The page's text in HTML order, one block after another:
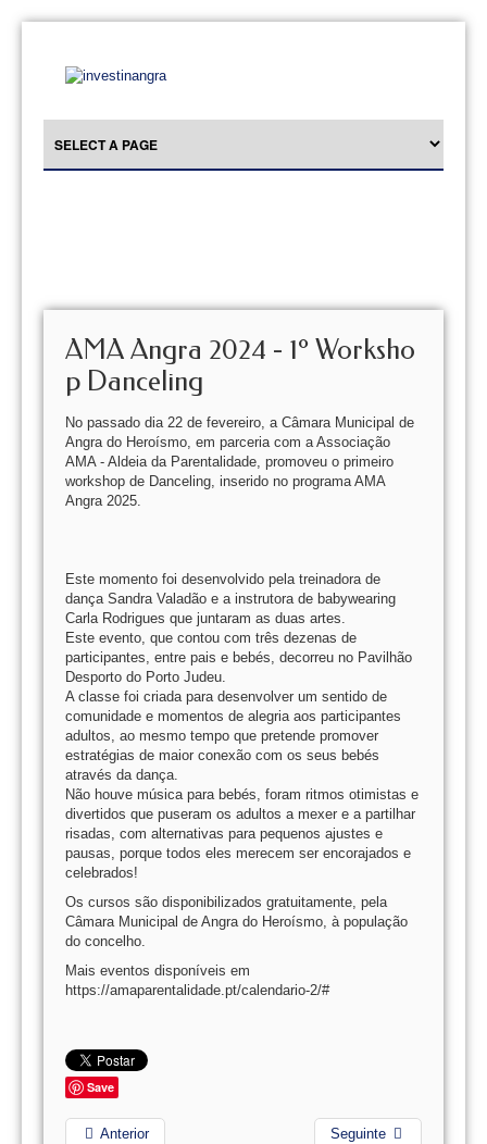
AMA Angra 2024 - 1º Worksho
p Danceling
No passado dia 22 de fevereiro, a Câmara Municipal de
Angra do Heroísmo, em parceria com a Associação
AMA - Aldeia da Parentalidade, promoveu o primeiro
workshop de Danceling, inserido no programa AMA
Angra 2025.
Este momento foi desenvolvido pela treinadora de
dança Sandra Valadão e a instrutora de babywearing
Carla Rodrigues que juntaram as duas artes.
Este evento, que contou com três dezenas de
participantes, entre pais e bebés, decorreu no Pavilhão
Desporto do Porto Judeu.
A classe foi criada para desenvolver um sentido de
comunidade e momentos de alegria aos participantes
adultos, ao mesmo tempo que pretende promover
estratégias de maior conexão com os seus bebés
através da dança.
Não houve música para bebés, foram ritmos otimistas e
divertidos que puseram os adultos a mexer e a partilhar
risadas, com alternativas para pequenos ajustes e
pausas, porque todos eles merecem ser encorajados e
celebrados!
Os cursos são disponibilizados gratuitamente, pela
Câmara Municipal de Angra do Heroísmo, à população
do concelho.
Mais eventos disponíveis em
https://amaparentalidade.pt/calendario-2/#
Save
Anterior Seguinte